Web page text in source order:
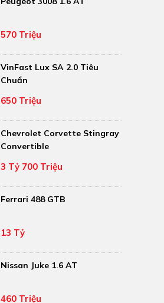
570 Triệu
VinFast Lux SA 2.0 Tiêu
Chuẩn
650 Triệu
Chevrolet Corvette Stingray
Convertible
3 Tỷ 700 Triệu
Ferrari 488 GTB
13 Tỷ
Nissan Juke 1.6 AT
460 Triệu